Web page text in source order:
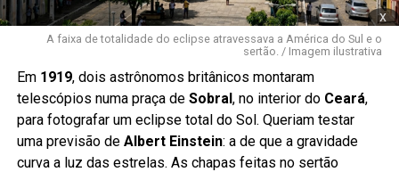
x
A faixa de totalidade do eclipse atravessava a América do Sul e o
sertão. / Imagem ilustrativa
Em 1919, dois astrônomos britânicos montaram
telescópios numa praça de Sobral, no interior do Ceará,
para fotografar um eclipse total do Sol. Queriam testar
uma previsão de Albert Einstein: a de que a gravidade
curva a luz das estrelas. As chapas feitas no sertão